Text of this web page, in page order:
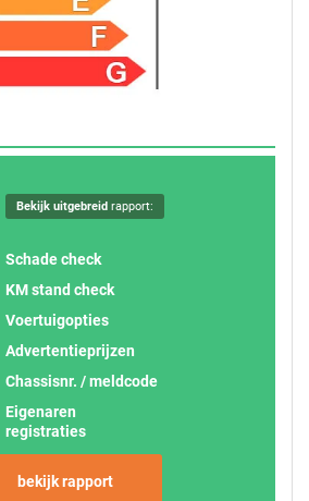
Bekijk uitgebreidrapport:
Schade check
KM stand check
Voertuigopties
Advertentieprijzen
Chassisnr. / meldcode
Eigenaren
registraties
bekijk rapport